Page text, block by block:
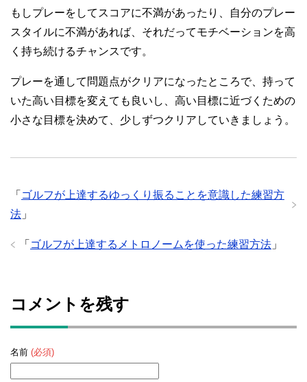
もしプレーをしてスコアに不満があったり、自分のプレー
スタイルに不満があれば、それだってモチベーションを高
く持ち続けるチャンスです。
プレーを通して問題点がクリアになったところで、持って
いた高い目標を変えても良いし、高い目標に近づくための
小さな目標を決めて、少しずつクリアしていきましょう。
「 ゴルフが上達するゆっくり振ることを意識した練習方
法 」
「 ゴルフが上達するメトロノームを使った練習方法 」
コメントを残す
名前 (必須)